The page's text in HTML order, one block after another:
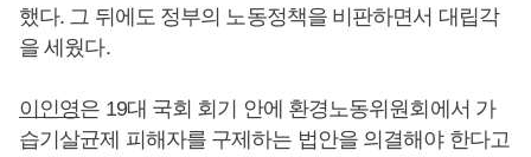
했다. 그 뒤에도 정부의 노동정책을 비판하면서 대립각
을 세웠다.
이인영은 19대 국회 회기 안에 환경노동위원회에서 가
습기살균제 피해자를 구제하는 법안을 의결해야 한다고